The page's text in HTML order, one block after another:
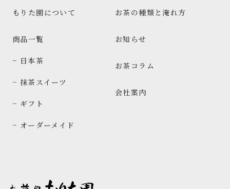
もりた園について
商品一覧
− 日本茶
− 抹茶スイーツ
− ギフト
− オーダーメイド
お茶の種類と淹れ方
お知らせ
お茶コラム
会社案内